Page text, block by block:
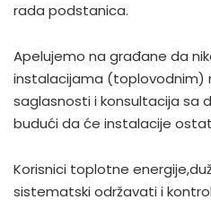
rada podstanica.
Apelujemo na građane da
instalacijama (toplovodnim)
saglasnosti i konsultacija sa
budući da će instalacije
Korisnici toplotne
sistematski održavati i